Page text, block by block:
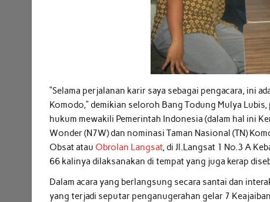
“Selama perjalanan karir saya sebagai pengacara, ini
Komodo,” demikian seloroh Bang Todung Mulya
hukum mewakili Pemerintah Indonesia (dalam hal ini
Wonder (N7W) dan nominasi Taman Nasional (TN)
Obsat atau Obrolan Langsat, di Jl.Langsat 1 No.3 A
66 kalinya dilaksanakan di tempat yang juga kerap
Dalam acara yang berlangsung secara santai dan
yang terjadi seputar penganugerahan gelar 7